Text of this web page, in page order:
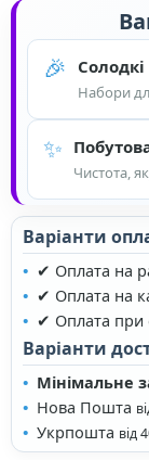
🎉
Набори
✨
Чистота,
Варіанти
✔ Оплата на
✔ Оплата на
✔ Оплата при
Варіанти
Мінімальне
Нова Пошта
Укрпошта від